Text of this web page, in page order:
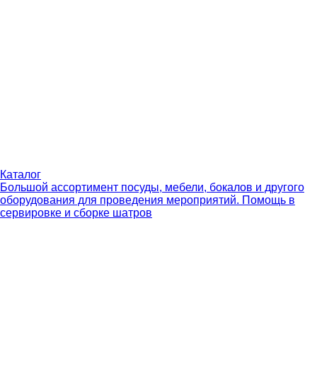
Каталог
Большой ассортимент посуды, мебели, бокалов и другого
оборудования для проведения мероприятий. Помощь в
сервировке и сборке шатров